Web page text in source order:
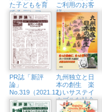
た子どもを育
てるデンマー
ク最高の教師
たち
ご利用のお客
様へ
PR誌「新評
論」
No.319（2021.12）
九州独立と日
本の創生 楽
しいサステイ
ナブルな社会
をめざす